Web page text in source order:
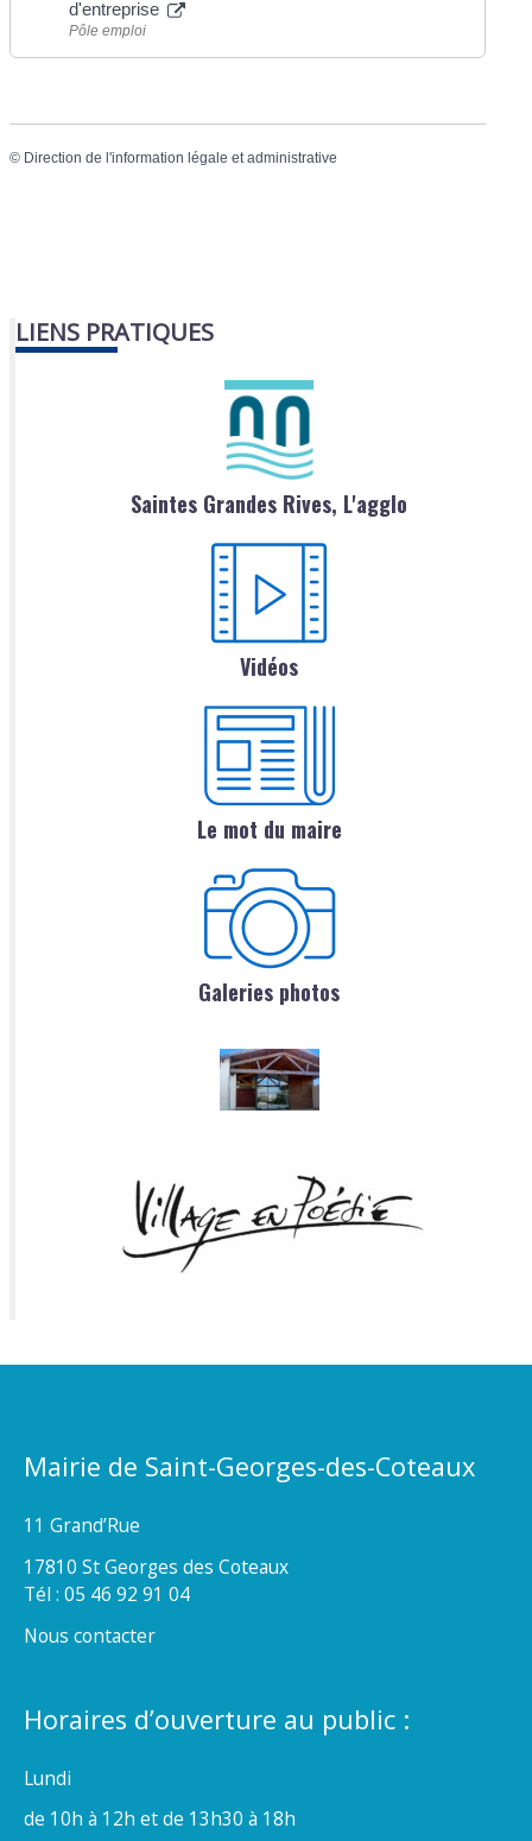
d'entreprise
Pôle emploi
© Direction de l'information légale et administrative
LIENS PRATIQUES
Saintes Grandes Rives, L'agglo
Vidéos
Le mot du maire
Galeries photos
Mairie de Saint-Georges-des-Coteaux
11 Grand’Rue
17810 St Georges des Coteaux
Tél : 05 46 92 91 04
Nous contacter
Horaires d’ouverture au public :
Lundi
de 10h à 12h et de 13h30 à 18h